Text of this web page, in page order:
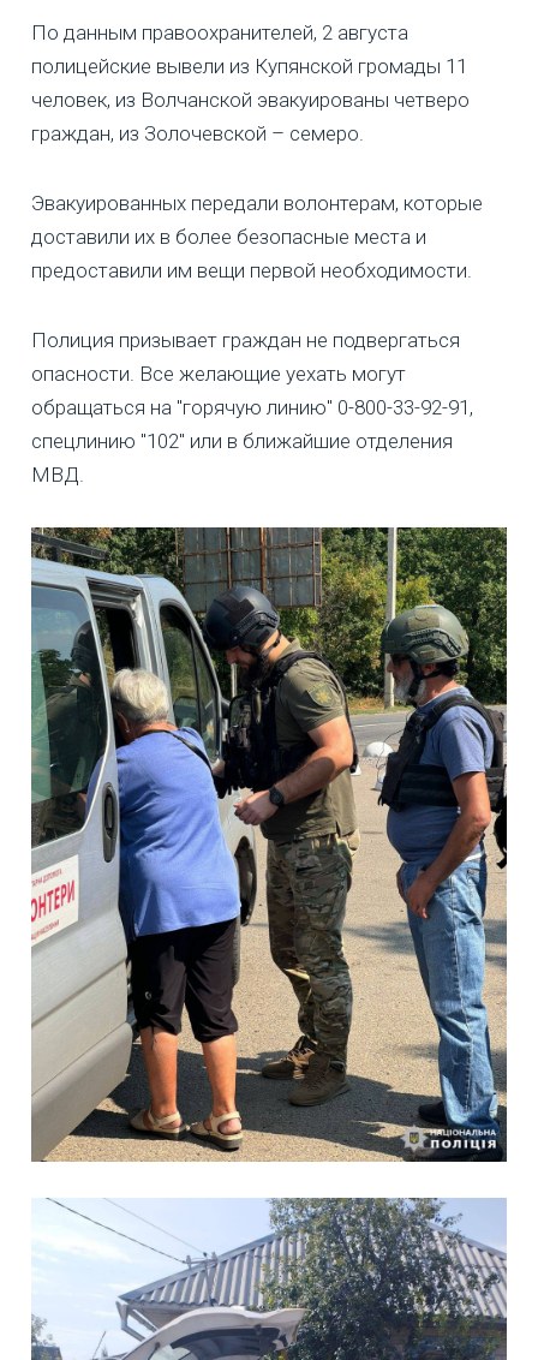
По данным правоохранителей, 2 августа
полицейские вывели из Купянской громады 11
человек, из Волчанской эвакуированы четверо
граждан, из Золочевской – семеро.
Эвакуированных передали волонтерам, которые
доставили их в более безопасные места и
предоставили им вещи первой необходимости.
Полиция призывает граждан не подвергаться
опасности. Все желающие уехать могут
обращаться на "горячую линию" 0-800-33-92-91,
спецлинию "102" или в ближайшие отделения
МВД.